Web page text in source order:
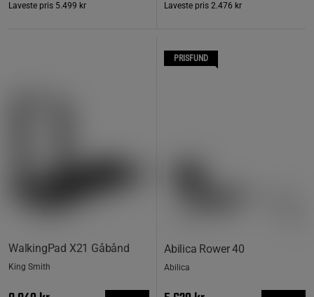
Laveste pris 5.499 kr Laveste pris 2.476 kr
WalkingPad X21 Gåbånd
King Smith
PRISFUND
Abilica Rower 40
Abilica